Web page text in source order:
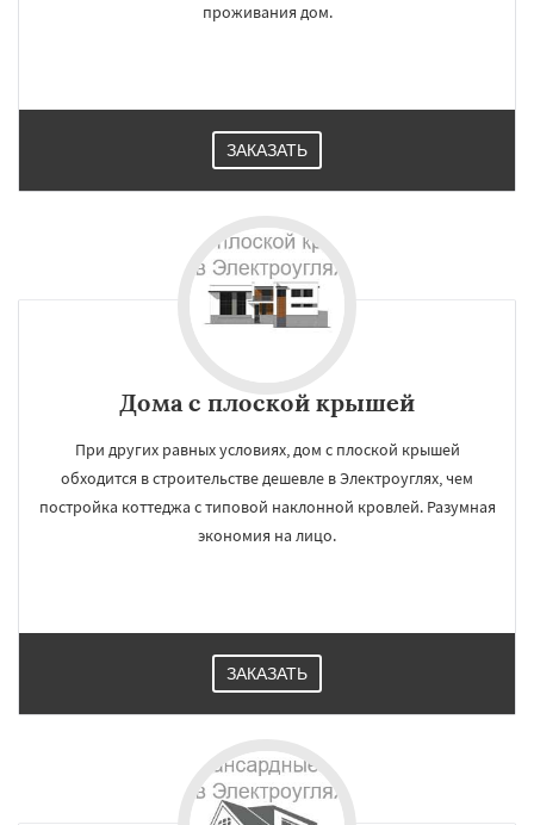
проживания дом.
ЗАКАЗАТЬ
Дома с плоской крышей
При других равных условиях, дом с плоской крышей
обходится в строительстве дешевле в Электроуглях, чем
постройка коттеджа с типовой наклонной кровлей. Разумная
экономия на лицо.
ЗАКАЗАТЬ